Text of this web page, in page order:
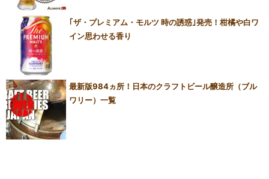
｢ザ・プレミアム・モルツ 時の誘惑｣発売！柑橘や白ワ
イン思わせる香り
最新版984ヵ所！日本のクラフトビール醸造所（ブル
ワリー）一覧